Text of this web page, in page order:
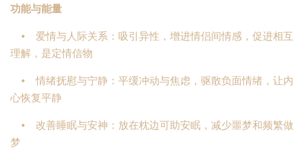
功能与能量
• 爱情与人际关系：吸引异性，增进情侣间情感，促进相互
理解，是定情信物
• 情绪抚慰与宁静：平缓冲动与焦虑，驱散负面情绪，让内
心恢复平静
• 改善睡眠与安神：放在枕边可助安眠，减少噩梦和频繁做
梦